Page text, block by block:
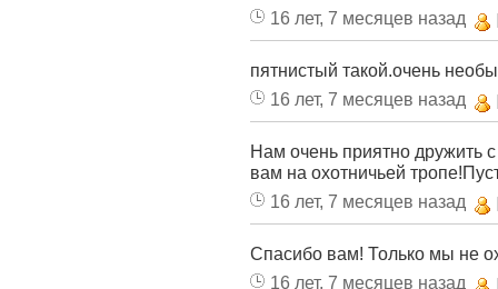
16 лет, 7 месяцев назад
пятнистый такой.очень
16 лет, 7 месяцев назад
Нам очень приятно дружить
вам на охотничьей
16 лет, 7 месяцев назад
Спасибо вам! Только мы не
16 лет, 7 месяцев назад